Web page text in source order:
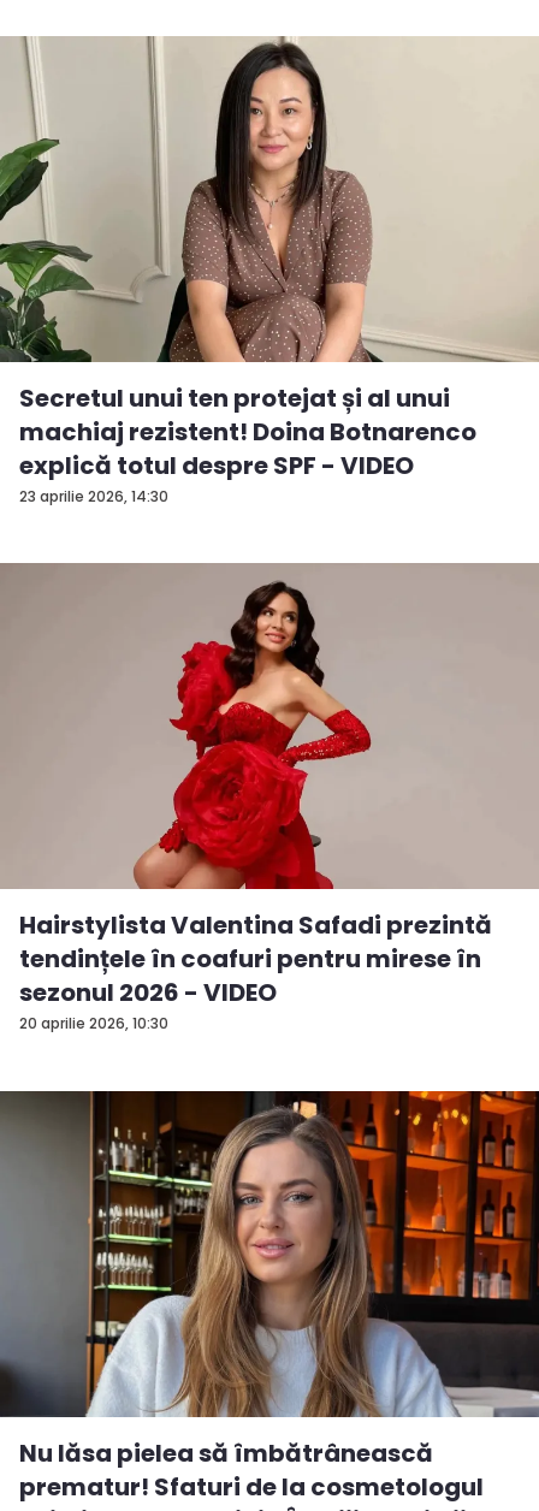
23 aprilie 2026, 14:30
Secretul unui ten protejat și al unui
machiaj rezistent! Doina Botnarenco
explică totul despre SPF - VIDEO
20 aprilie 2026, 10:30
Hairstylista Valentina Safadi prezintă
tendințele în coafuri pentru mirese în
sezonul 2026 - VIDEO
Nu lăsa pielea să îmbătrânească
prematur! Sfaturi de la cosmetologul